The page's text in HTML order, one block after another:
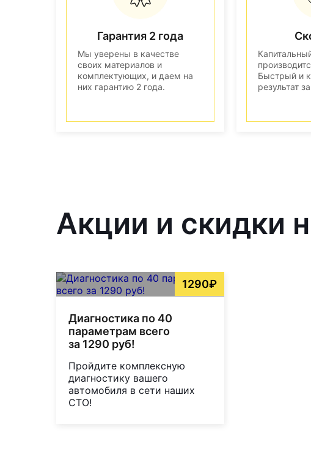
Гарантия 2 года
Мы уверены в качестве
своих материалов и
комплектующих, и даем на
них гарантию 2 года.
Быстрый и
результат
Акции и скидки
1290₽
Диагностика по 40
параметрам всего
за 1290 руб!
Пройдите комплексную
диагностику вашего
автомобиля в сети наших
СТО!